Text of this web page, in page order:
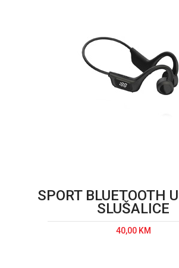
SPORT BLUETOOTH
SLUŠALICE
40,00 KM